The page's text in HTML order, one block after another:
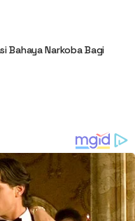
Bahaya Narkoba Bagi